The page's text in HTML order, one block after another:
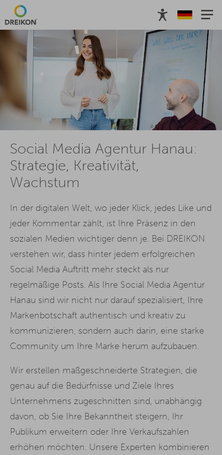
Social Media Agentur Hanau:
Strategie, Kreativität,
Wachstum
In der digitalen Welt, wo jeder Klick, jedes Like und
jeder Kommentar zählt, ist Ihre Präsenz in den
sozialen Medien wichtiger denn je. Bei DREIKON
verstehen wir, dass hinter jedem erfolgreichen
Social Media Auftritt mehr steckt als nur
regelmäßige Posts. Als Ihre Social Media Agentur
Hanau sind wir nicht nur darauf spezialisiert, Ihre
Markenbotschaft authentisch und kreativ zu
kommunizieren, sondern auch darin, eine starke
Community um Ihre Marke herum aufzubauen.
Wir erstellen maßgeschneiderte Strategien, die
genau auf die Bedürfnisse und Ziele Ihres
Unternehmens zugeschnitten sind, unabhängig
davon, ob Sie Ihre Bekanntheit steigern, Ihr
Publikum erweitern oder Ihre Verkaufszahlen
erhöhen möchten. Unsere Experten kombinieren